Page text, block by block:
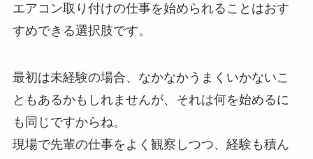
エアコン取り付けの仕事を始められることはおす
すめできる選択肢です。
最初は未経験の場合、なかなかうまくいかないこ
ともあるかもしれませんが、それは何を始めるに
も同じですからね。
現場で先輩の仕事をよく観察しつつ、経験も積ん